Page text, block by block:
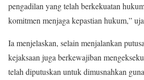
pengadilan yang telah berkekuatan
komitmen menjaga kepastian hukum,”
Ia menjelaskan, selain menjalankan
kejaksaan juga berkewajiban
telah diputuskan untuk dimusnahkan